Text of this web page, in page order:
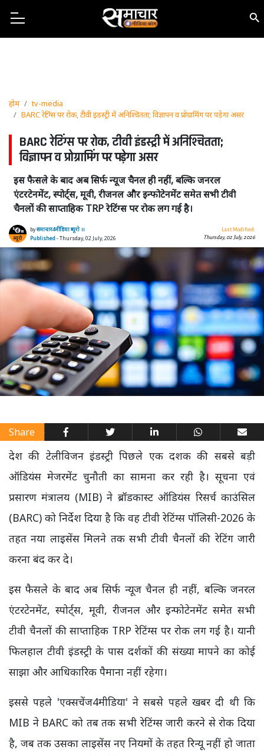
होम
tv-media
BARC रेटिंग्स पर रोक, टीवी इंडस्ट्री में अनिश्चितता; विज्ञापन व प्रोग्रामिंग पर पड़ेगा असर
BARC रेटिंग्स पर रोक, टीवी इंडस्ट्री में अनिश्चितता;
विज्ञापन व प्रोग्रामिंग पर पड़ेगा असर
इस फैसले के बाद अब सिर्फ न्यूज चैनल ही नहीं, बल्कि जनरल
एंटरटेनमेंट, स्पोर्ट्स, मूवी, रीजनल और इन्फोटेनमेंट समेत सभी टीवी
चैनलों की साप्ताहिक TRP रेटिंग्स पर रोक लग गई है।
byसमाचार4मीडिया ब्यूरो ।।
Published- Thursday, 02 July, 2026
Last Modified:
Thursday, 02 July, 2026
Share
देश की टेलीविजन इंडस्ट्री पिछले एक दशक की सबसे बड़ी
ऑडियंस मेजरमेंट चुनौती का सामना कर रही है। सूचना एवं
प्रसारण मंत्रालय (MIB) ने ब्रॉडकास्ट ऑडियंस रिसर्च काउंसिल
(BARC) को निर्देश दिया है कि वह टीवी रेटिंग्स पॉलिसी-2026 के
तहत नया लाइसेंस मिलने तक सभी टीवी चैनलों की रेटिंग जारी
करना बंद कर दे।
इस फैसले के बाद अब सिर्फ न्यूज चैनल ही नहीं, बल्कि जनरल
एंटरटेनमेंट, स्पोर्ट्स, मूवी, रीजनल और इन्फोटेनमेंट समेत सभी
टीवी चैनलों की साप्ताहिक TRP रेटिंग्स पर रोक लग गई है। यानी
फिलहाल टीवी इंडस्ट्री के पास दर्शकों की संख्या मापने का कोई
साझा और आधिकारिक पैमाना नहीं रहेगा।
इससे पहले 'एक्सचेंज4मीडिया' ने सबसे पहले खबर दी थी कि
MIB ने BARC को तब तक सभी रेटिंग्स जारी करने से रोक दिया
है, जब तक उसका लाइसेंस नए नियमों के तहत रिन्यू नहीं हो जाता